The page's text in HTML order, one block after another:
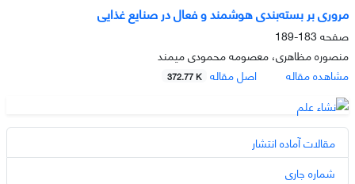
مروری بر بسته‌بندی هوشمند و فعال در صنایع غذایی
صفحه 183-189
منصوره مظاهری، معصومه محمودی میمند
مشاهده مقاله
اصل مقاله 372.77 K
مقالات آماده انتشار
شماره جاری